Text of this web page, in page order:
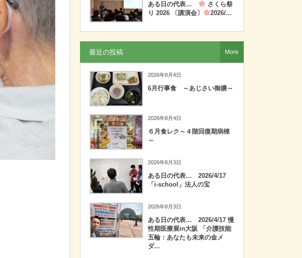
ある日の代表…
さくら祭
り 2026 〔講演会〕
2026/...
最近の投稿
2026年8月4日
6月行事食 ～あじさい御膳～
2026年8月4日
６月食レク～４階回復期病棟
～
2026年8月3日
ある日の代表… 2026/4/17
「i-school」法人の宝
2026年8月3日
ある日の代表… 2026/4/17 慢
性期医療展in大阪 「介護技能
五輪：あなたも未来の金メ
ダ...
More